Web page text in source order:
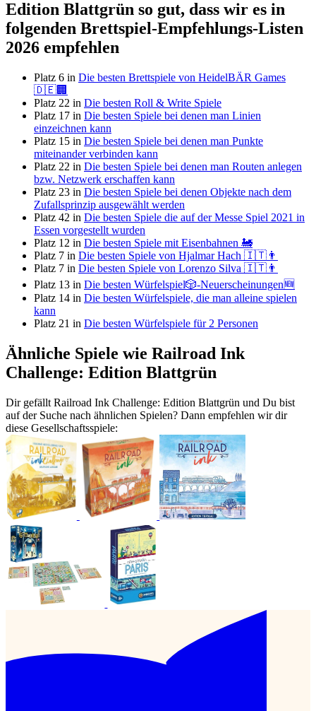
Edition Blattgrün so gut, dass wir es in
folgenden Brettspiel-Empfehlungs-Listen
2026 empfehlen
Platz 6 in Die besten Brettspiele von HeidelBÄR Games
🇩🇪🏢
Platz 22 in Die besten Roll & Write Spiele
Platz 17 in Die besten Spiele bei denen man Linien
einzeichnen kann
Platz 15 in Die besten Spiele bei denen man Punkte
miteinander verbinden kann
Platz 22 in Die besten Spiele bei denen man Routen anlegen
bzw. Netzwerk erschaffen kann
Platz 23 in Die besten Spiele bei denen Objekte nach dem
Zufallsprinzip ausgewählt werden
Platz 42 in Die besten Spiele die auf der Messe Spiel 2021 in
Essen vorgestellt wurden
Platz 12 in Die besten Spiele mit Eisenbahnen 🚂
Platz 7 in Die besten Spiele von Hjalmar Hach 🇮🇹👨
Platz 7 in Die besten Spiele von Lorenzo Silva 🇮🇹👨
Platz 13 in Die besten Würfelspiel🎲-Neuerscheinungen🆕
Platz 14 in Die besten Würfelspiele, die man alleine spielen
kann
Platz 21 in Die besten Würfelspiele für 2 Personen
Ähnliche Spiele wie Railroad Ink
Challenge: Edition Blattgrün
Dir gefällt Railroad Ink Challenge: Edition Blattgrün und Du bist
auf der Suche nach ähnlichen Spielen? Dann empfehlen wir dir
diese Gesellschaftsspiele: